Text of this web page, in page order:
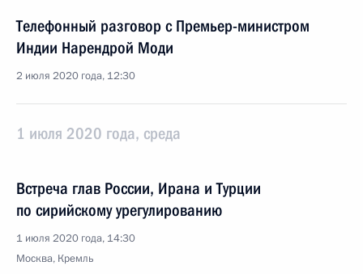
Телефонный разговор с Премьер-министром
Индии Нарендрой Моди
2 июля 2020 года, 12:30
1 июля 2020 года, среда
Встреча глав России, Ирана и Турции
по сирийскому урегулированию
1 июля 2020 года, 14:30
Москва, Кремль